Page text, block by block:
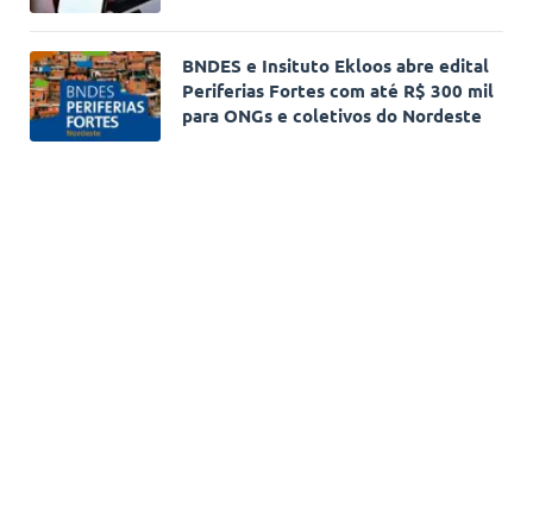
BNDES e Insituto Ekloos abre edital
Periferias Fortes com até R$ 300 mil
para ONGs e coletivos do Nordeste